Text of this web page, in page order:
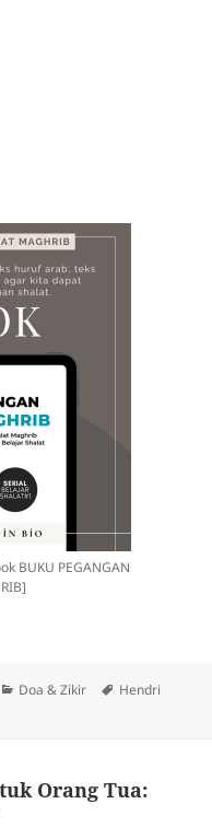
BUKU PEGANGAN
Categories
Doa & Zikir Tags
Hendri
Orang Tua: